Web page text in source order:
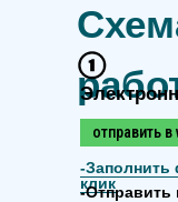
отправить в
-
клик
-Отправить